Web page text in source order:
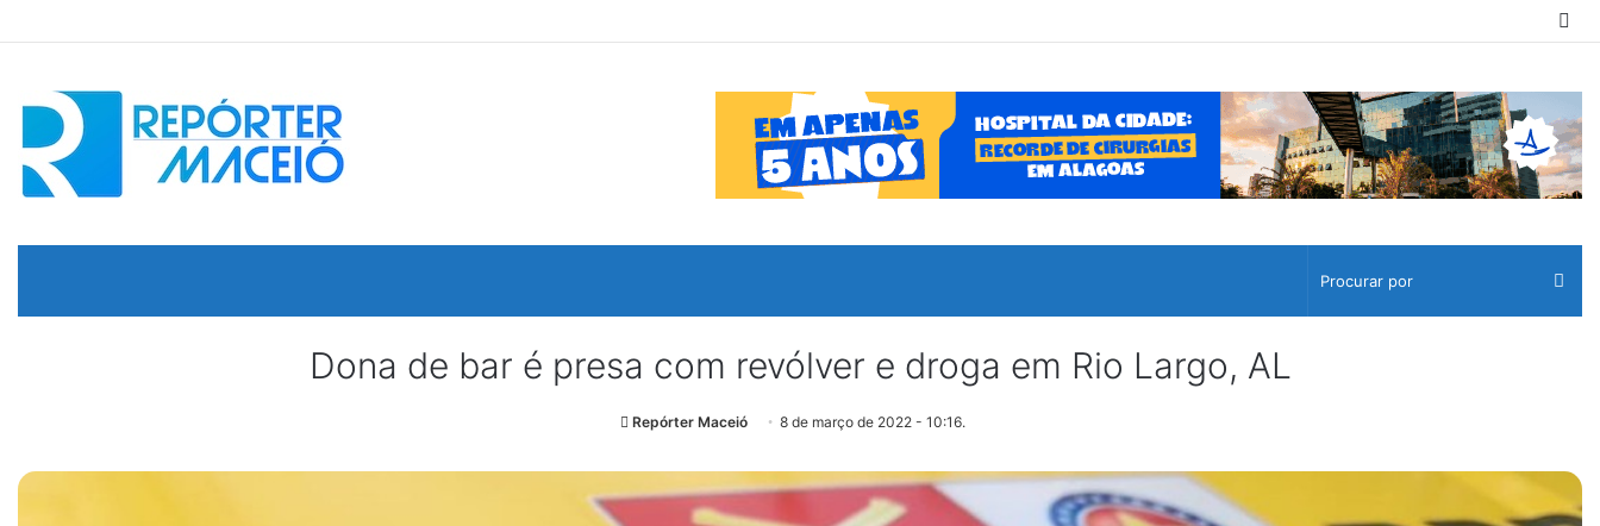
Dona de bar é presa com revólver e droga em Rio Largo, AL
Repórter Maceió 8 de março de 2022 - 10:16.